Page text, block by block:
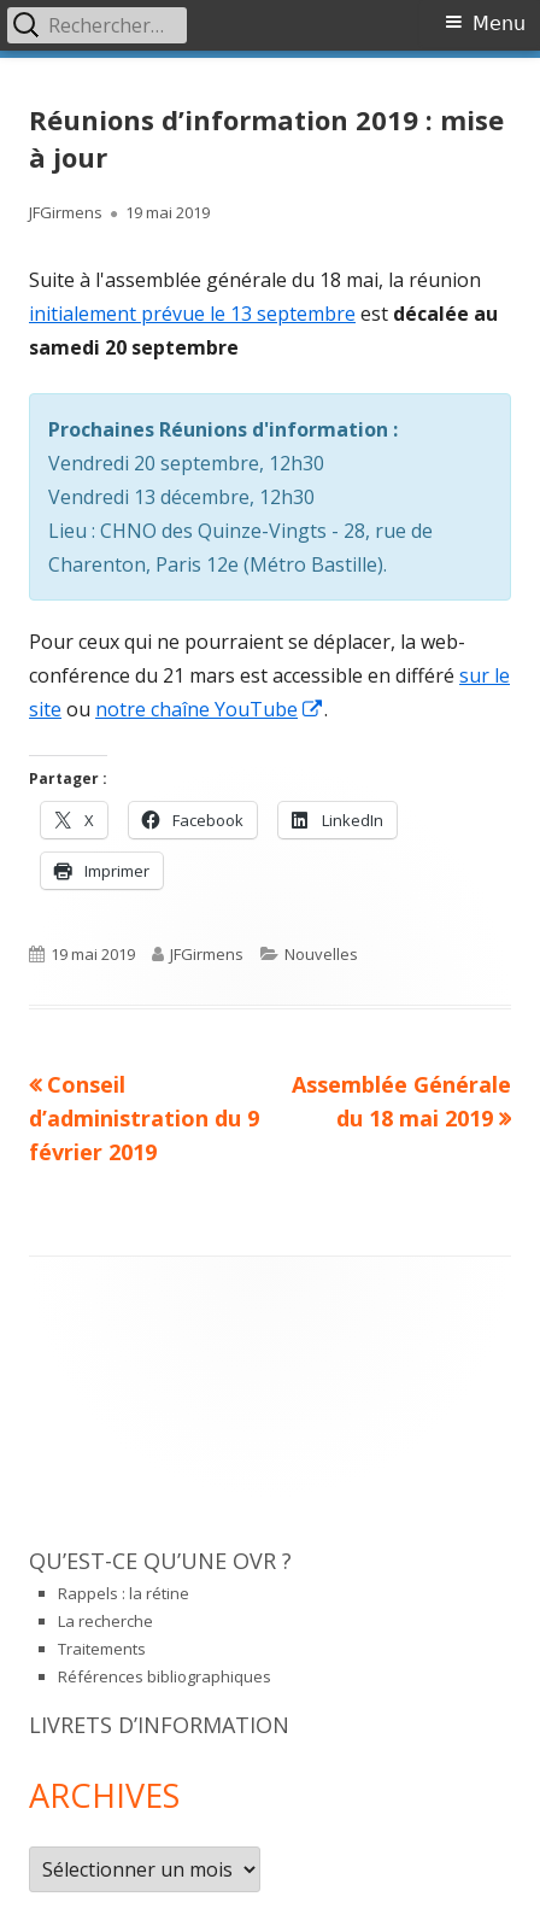
Primary
Menu
Rechercher :
Réunions d’information 2019 : mise
à jour
Author
JFGirmens
Published
19 mai 2019
Suite à l'assemblée générale du 18 mai, la réunion
initialement prévue le 13 septembre est décalée au
samedi 20 septembre
Prochaines Réunions d'information :
Vendredi 20 septembre, 12h30
Vendredi 13 décembre, 12h30
Lieu : CHNO des Quinze-Vingts - 28, rue de
Charenton, Paris 12e (Métro Bastille).
Pour ceux qui ne pourraient se déplacer, la web-
conférence du 21 mars est accessible en différé sur le
site ou notre chaîne YouTube
Opens
new
window
.
Partager :
X
Opens
in
a
Facebook
Opens
in
LinkedIn
in
Imprimer
in
new
Published
19 mai 2019 Author
JFGirmens Categories
Nouvelles
Navigation
de
Previous
article:
Conseil
d’administration du 9
février 2019
Next
article:
Assemblée Générale
du 18 mai 2019
QU’EST-CE QU’UNE OVR ?
Rappels : la rétine
La recherche
Traitements
Références bibliographiques
LIVRETS D’INFORMATION
ARCHIVES
Archives